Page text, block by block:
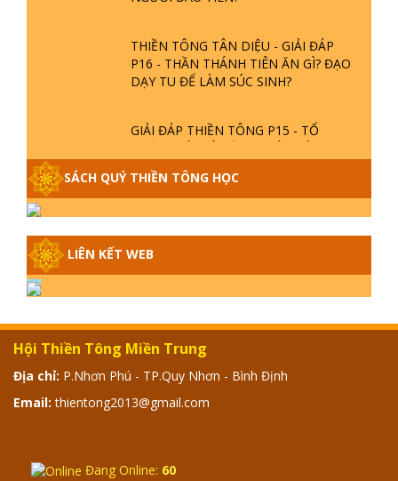
THIỀN TÔNG TÂN DIỆU - GIẢI ĐÁP
P16 - THẦN THÁNH TIÊN ĂN GÌ? ĐẠO
DẠY TU ĐỂ LÀM SÚC SINH?
GIẢI ĐÁP THIỀN TÔNG P15 - TỔ
CHỨC LOÀI CÔ HỒN - GIÁO LÝ ĐẠO
PHẬT KHI NÀO XUẤT BẢN
ĐÂU
GIẢI ĐÁP THIỀN TÔNG ĐẶC BIỆT -
ĐƯỢC KHÔNG? XÁ LỢI PHẬT THẬT -
GIẢ | TTTD
GIẢI ĐÁP THIỀN TÔNG ĐẶC BIỆT -
P12 - SỰ THẬT VỀ ĐẠI HỒNG THỦY?
TRỜI ĐÁNH THÁNH ĐÂM THẦN VẶN
GIẢI ĐÁP ĐẶC BIỆT 2024 - P11
SÁCH QUÝ THIỀN TÔNG HỌC
LIÊN KẾT WEB
Hội Thiền Tông Miền Trung
Địa chỉ: P.Nhơn Phú - TP.Quy Nhơn - Bình Định
Email: thientong2013@gmail.com
Đang Online: 60